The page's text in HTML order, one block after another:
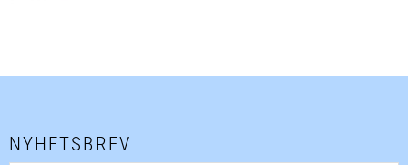
NYHETSBREV